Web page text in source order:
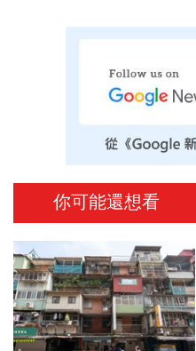
你可能還想看